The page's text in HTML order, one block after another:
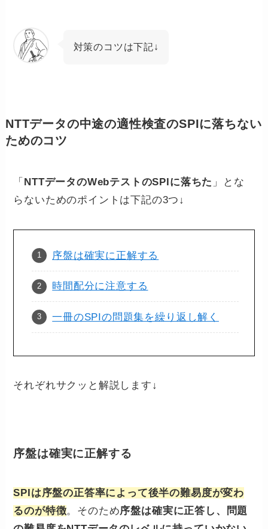
対策のコツは下記↓
NTTデータの中途の適性検査のSPIに落ちない
ためのコツ
「 NTTデータのWebテストのSPIに落ちた 」とな
らないためのポイントは下記の3つ↓
序盤は確実に正解する
時間配分に注意する
一冊のSPIの問題集を繰り返し解く
それぞれサクッと解説します↓
序盤は確実に正解する
SPIは序盤の正答率によって後半の難易度が変わ
るのが特徴。そのため序盤は確実に正答し、問題